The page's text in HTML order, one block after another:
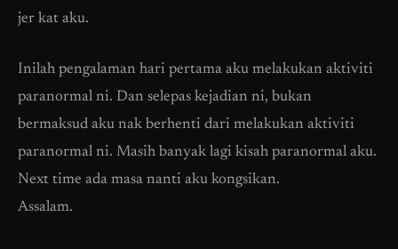
jer kat aku.
Inilah pengalaman hari pertama aku melakukan aktiviti
paranormal ni. Dan selepas kejadian ni, bukan
bermaksud aku nak berhenti dari melakukan aktiviti
paranormal ni. Masih banyak lagi kisah paranormal aku.
Next time ada masa nanti aku kongsikan.
Assalam.